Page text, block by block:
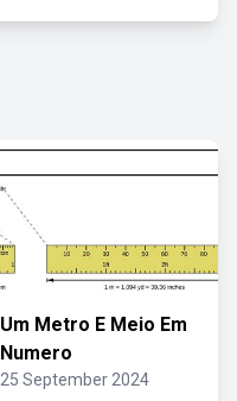
Um Metro E Meio Em
Numero
25 September 2024